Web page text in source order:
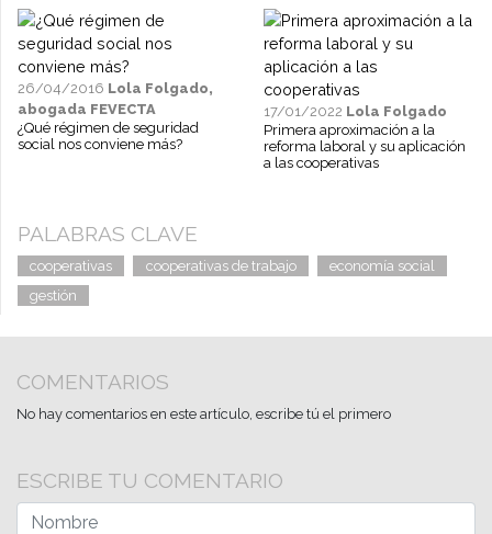
26/04/2016 Lola Folgado,
abogada FEVECTA
¿Qué régimen de seguridad
social nos conviene más?
17/01/2022 Lola Folgado
Primera aproximación a la
reforma laboral y su aplicación
a las cooperativas
PALABRAS CLAVE
cooperativas cooperativas de trabajo
economía social
gestión
COMENTARIOS
No hay comentarios en este artículo, escribe tú el primero
ESCRIBE TU COMENTARIO